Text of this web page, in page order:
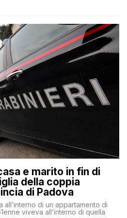
e marito in fin di
della coppia
di Padova
all’interno di un appartamento di
viveva all’interno di quella